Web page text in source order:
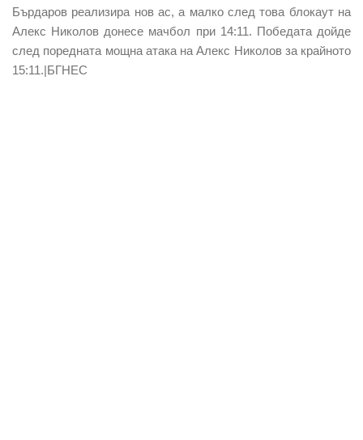
Бърдаров реализира нов ас, а малко след това блокаут на
Алекс Николов донесе мачбол при 14:11. Победата дойде
след поредната мощна атака на Алекс Николов за крайното
15:11.|БГНЕС